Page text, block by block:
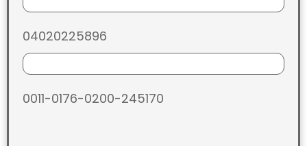
04020225896
0011-0176-0200-245170